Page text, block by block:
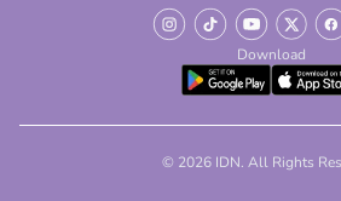
Download
© 2026 IDN. All Rights